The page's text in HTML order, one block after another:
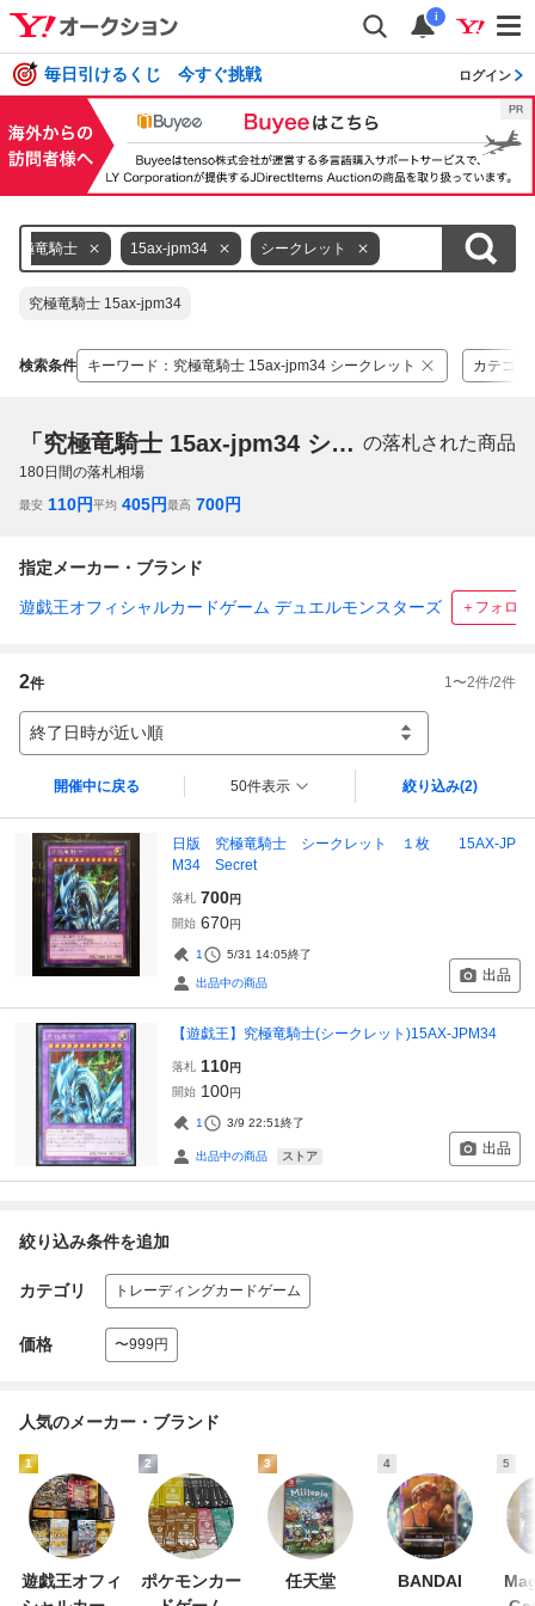
i
毎日引けるくじ 今すぐ挑戦 ログイン
究極竜騎士 15ax-jpm34 シークレット
究極竜騎士 15ax-jpm34
検索条件 キーワード ： 究極竜騎士 15ax-jpm34 シークレット カテゴリ
「究極竜騎士 15ax-jpm34 シークレット」 の落札された商品
180日間の落札相場
最安 110円平均 405円最高 700円
指定メーカー・ブランド
遊戯王オフィシャルカードゲーム デュエルモンスターズ ＋フォロー
2件 1 〜2件/2件
終了日時が近い順
開催中に戻る 50件表示 絞り込み(2)
日版 究極竜騎士 シークレット １枚 15AX-JP
M34 Secret
落札 700円
開始 670円
1 5/31 14:05終了
出品中の商品 出品
【遊戯王】究極竜騎士(シークレット)15AX-JPM34
落札 110円
開始 100円
1 3/9 22:51終了
出品中の商品 ストア 出品
絞り込み条件を追加
カテゴリ トレーディングカードゲーム
価格 〜999円
人気のメーカー・ブランド
1
遊戯王オフィ
2
ポケモンカー
3
任天堂
4
BANDAI
5